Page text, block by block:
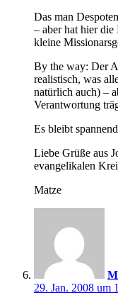
Das man
– aber hat hier
kleine
By the way: Der
realistisch, was
natürlich auch) –
Verantwortung
Es bleibt
Liebe Grüße aus
evangelikalen
Matze
29. Jan. 2008 um